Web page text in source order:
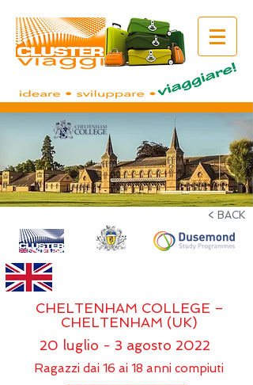
< BACK
CHELTENHAM COLLEGE –
CHELTENHAM (UK)
20 luglio - 3 agosto 2022
Ragazzi dai 16 ai 18 anni compiuti